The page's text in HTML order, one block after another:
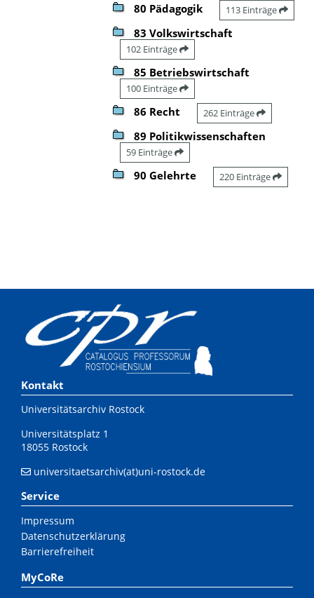
80 Pädagogik 113 Einträge
83 Volkswirtschaft
102 Einträge
85 Betriebswirtschaft
100 Einträge
86 Recht 262 Einträge
89 Politikwissenschaften
59 Einträge
90 Gelehrte 220 Einträge
Kontakt
Universitätsarchiv Rostock
Universitätsplatz 1
18055 Rostock
universitaetsarchiv(at)uni-rostock.de
Service
Impressum
Datenschutzerklärung
Barrierefreiheit
MyCoRe